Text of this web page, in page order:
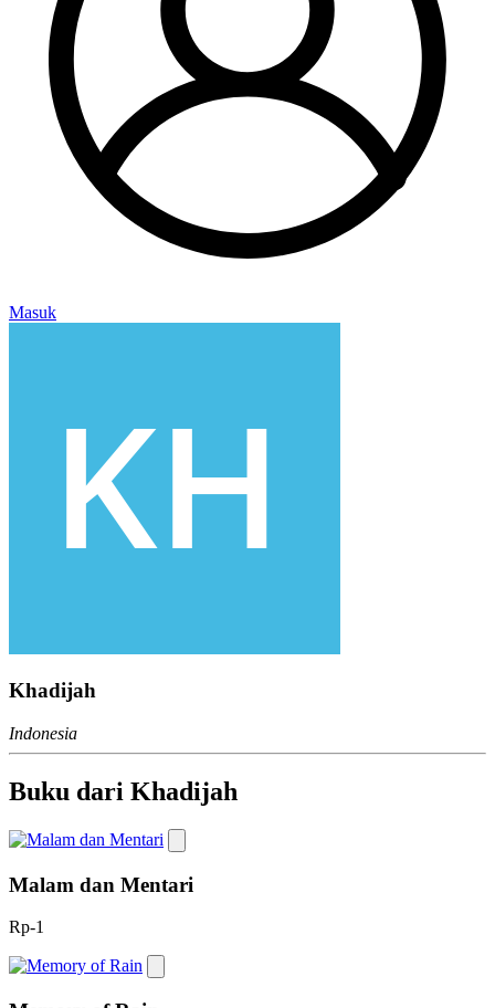
Masuk
Khadijah
Indonesia
Buku dari Khadijah
Malam dan Mentari
Rp-1